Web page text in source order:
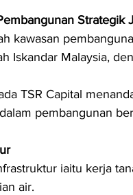
Strategik
kawasan
Iskandar Malaysia,
TSR Capital
pembangunan
iaitu kerja
air.